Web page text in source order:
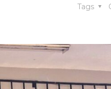
Tags